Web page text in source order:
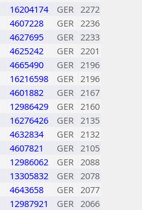
16204174 GER 2272
4607228 GER 2236
4627695 GER 2233
4625242 GER 2201
4665490 GER 2196
16216598 GER 2196
4601882 GER 2167
12986429 GER 2160
16276426 GER 2135
4632834 GER 2132
4607821 GER 2105
12986062 GER 2088
13305832 GER 2078
4643658 GER 2077
12987921 GER 2066